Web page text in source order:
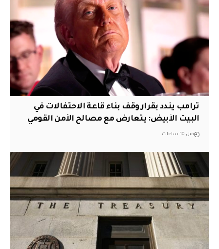
ترامب يندد بقرار وقف بناء قاعة الاحتفالات في
البيت الأبيض: يتعارض مع مصالح الأمن القومي
قبل 10 ساعات